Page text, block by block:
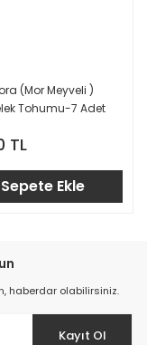
(Mor Meyveli )
Tohumu-7 Adet
TL
Sepete Ekle
haberdar olabilirsiniz.
Kayıt Ol